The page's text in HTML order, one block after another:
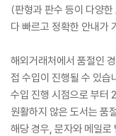
(판형과 판수 등이 다양
다 빠르고 정확한 안내가
해외거래처에서 품절인
접 수입이 진행될 수 있습
수입 진행 시점으로 부터
원활하지 않은 도서는 품
해당 경우, 문자와 메일로